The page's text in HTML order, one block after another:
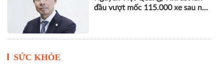
tham gia Đoàn Chủ tịch Hội
Doanh nhân trẻ Việt Nam khóa